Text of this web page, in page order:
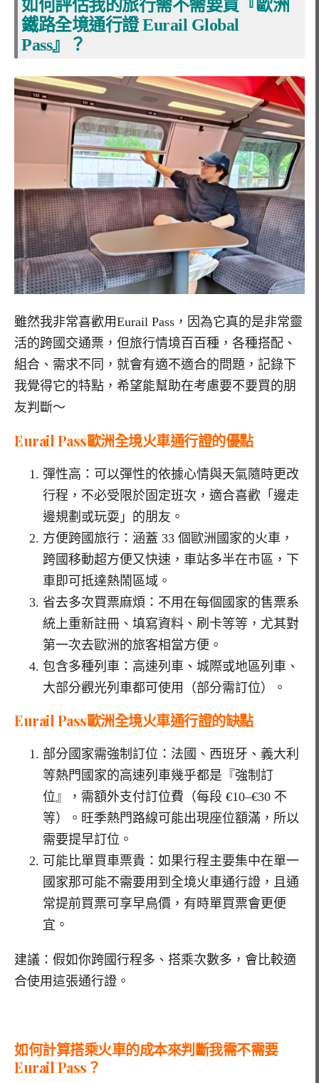
如何評估我的旅行需不需要買『歐洲
鐵路全境通行證 Eurail Global
Pass』？
雖然我非常喜歡用Eurail Pass，因為它真的是非常靈
活的跨國交通票，但旅行情境百百種，各種搭配、
組合、需求不同，就會有適不適合的問題，記錄下
我覺得它的特點，希望能幫助在考慮要不要買的朋
友判斷～
Eurail Pass歐洲全境火車通行證的優點
彈性高：可以彈性的依據心情與天氣隨時更改
行程，不必受限於固定班次，適合喜歡「邊走
邊規劃或玩耍」的朋友。
方便跨國旅行：涵蓋 33 個歐洲國家的火車，
跨國移動超方便又快速，車站多半在市區，下
車即可抵達熱鬧區域。
省去多次買票麻煩：不用在每個國家的售票系
統上重新註冊、填寫資料、刷卡等等，尤其對
第一次去歐洲的旅客相當方便。
包含多種列車：高速列車、城際或地區列車、
大部分觀光列車都可使用（部分需訂位）。
Eurail Pass歐洲全境火車通行證的缺點
部分國家需強制訂位：法國、西班牙、義大利
等熱門國家的高速列車幾乎都是『強制訂
位』，需額外支付訂位費（每段 €10–€30 不
等）。旺季熱門路線可能出現座位額滿，所以
需要提早訂位。
可能比單買車票貴：如果行程主要集中在單一
國家那可能不需要用到全境火車通行證，且通
常提前買票可享早鳥價，有時單買票會更便
宜。
建議：假如你跨國行程多、搭乘次數多，會比較適
合使用這張通行證。
如何計算搭乘火車的成本來判斷我需不需要
Eurail Pass ？